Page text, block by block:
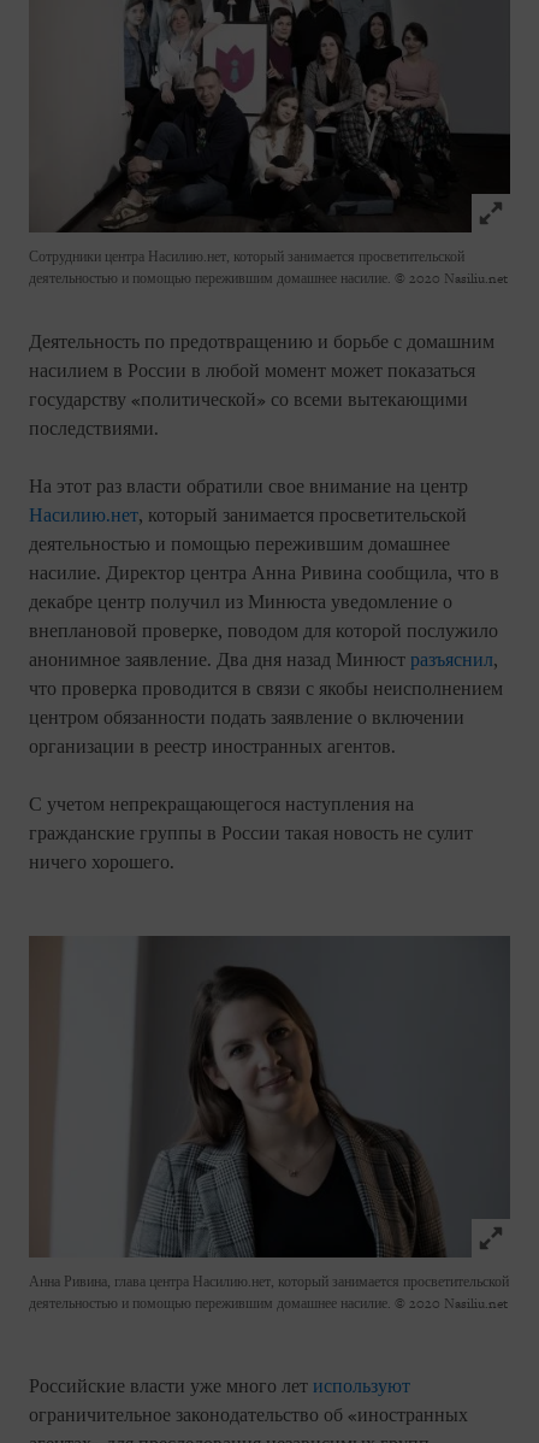
Click
Сотрудники центра Насилию.нет, который занимается просветительской
деятельностью и помощью пережившим домашнее насилие. © 2020 Nasiliu.net
Деятельность по предотвращению и борьбе с домашним
насилием в России в любой момент может показаться
государству «политической» со всеми вытекающими
последствиями.
На этот раз власти обратили свое внимание на центр
Насилию.нет, который занимается просветительской
деятельностью и помощью пережившим домашнее
насилие. Директор центра Анна Ривина сообщила, что в
декабре центр получил из Минюста уведомление о
внеплановой проверке, поводом для которой послужило
анонимное заявление. Два дня назад Минюст разъяснил,
что проверка проводится в связи с якобы неисполнением
центром обязанности подать заявление о включении
организации в реестр иностранных агентов.
С учетом непрекращающегося наступления на
гражданские группы в России такая новость не сулит
ничего хорошего.
Click
Анна Ривина, глава центра Насилию.нет, который занимается просветительской
деятельностью и помощью пережившим домашнее насилие. © 2020 Nasiliu.net
Российские власти уже много лет используют
ограничительное законодательство об «иностранных